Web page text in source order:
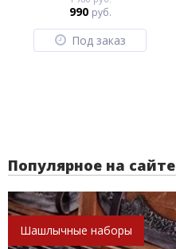
990 руб.
Под заказ
Популярное на сайте
Шашлычные наборы